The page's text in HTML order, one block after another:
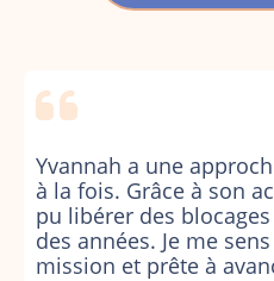
Yvannah a une
à la fois. Grâce à son
pu libérer des
des années. Je me
mission et prête à